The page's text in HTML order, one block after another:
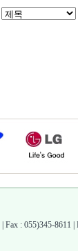
: 055)345-8611 |